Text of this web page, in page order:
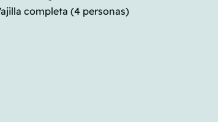
completa (4 personas)